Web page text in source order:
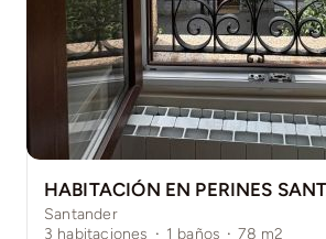
HABITACIÓN EN PERINES
Santander
3 habitaciones · 1 baños · 78 m2